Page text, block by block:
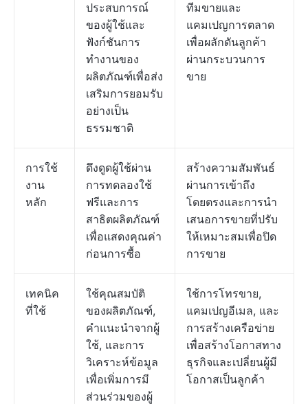
ประสบการณ์
ของผู้ใช้และ
ฟังก์ชันการ
ทำงานของ
ผลิตภัณฑ์เพื่อส่ง
เสริมการยอมรับ
อย่างเป็น
ธรรมชาติ
ทีมขายและ
แคมเปญการตลาด
เพื่อผลักดันลูกค้า
ผ่านกระบวนการ
ขาย
การใช้
งาน
หลัก
ดึงดูดผู้ใช้ผ่าน
การทดลองใช้
ฟรีและการ
สาธิตผลิตภัณฑ์
เพื่อแสดงคุณค่า
ก่อนการซื้อ
สร้างความสัมพันธ์
ผ่านการเข้าถึง
โดยตรงและการนำ
เสนอการขายที่ปรับ
ให้เหมาะสมเพื่อปิด
การขาย
เทคนิค
ที่ใช้
ใช้คุณสมบัติ
ของผลิตภัณฑ์,
คำแนะนำจากผู้
ใช้, และการ
วิเคราะห์ข้อมูล
เพื่อเพิ่มการมี
ส่วนร่วมของผู้
ใช้การโทรขาย,
แคมเปญอีเมล, และ
การสร้างเครือข่าย
เพื่อสร้างโอกาสทาง
ธุรกิจและเปลี่ยนผู้มี
โอกาสเป็นลูกค้า